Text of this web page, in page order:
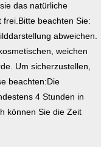
das natürliche
beachten Sie:
abweichen.
weichen
Um sicherzustellen,
beachten:Die
4 Stunden in
können Sie die Zeit